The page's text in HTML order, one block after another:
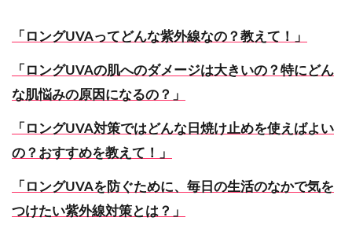
「ロングUVAってどんな紫外線なの？教えて！」
「ロングUVAの肌へのダメージは大きいの？特にどん
な肌悩みの原因になるの？」
「ロングUVA対策ではどんな日焼け止めを使えばよい
の？おすすめを教えて！」
「ロングUVAを防ぐために、毎日の生活のなかで気を
つけたい紫外線対策とは？」